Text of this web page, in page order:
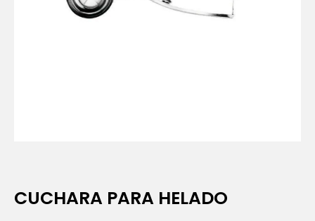
CUCHARA PARA HELADO